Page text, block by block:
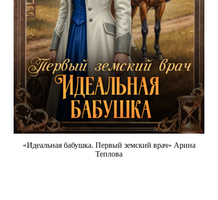
«Идеальная бабушка. Первый земский врач» Арина
Теплова